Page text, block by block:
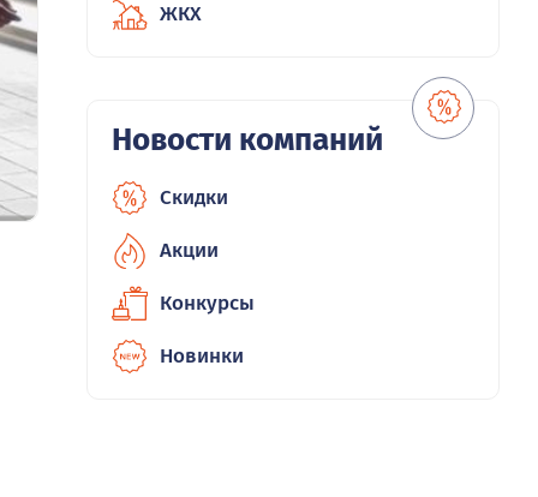
ЖКХ
Новости компаний
Скидки
Акции
Конкурсы
Новинки